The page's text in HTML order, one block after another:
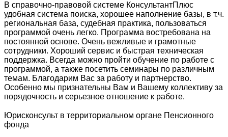
В справочно-правовой системе КонсультантПлюс
удобная система поиска, хорошее наполнение базы, в т.ч.
региональная база, судебная практика, пользоваться
программой очень легко. Программа востребована на
постоянной основе. Очень вежливые и грамотные
сотрудники. Хороший сервис и быстрая техническая
поддержка. Всегда можно пройти обучение по работе с
программой, а также посетить семинары по различным
темам. Благодарим Вас за работу и партнерство.
Особенно мы признательны Вам и Вашему коллективу за
порядочность и серьезное отношение к работе.
Юрисконсульт в территориальном органе Пенсионного
фонда